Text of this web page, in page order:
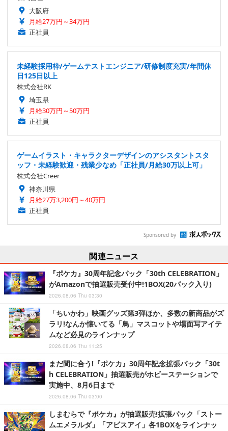
大阪府
月給27万円～34万円
正社員
未経験採用枠/ゲームテストエンジニア/研修制度充実/年間休
日125日以上
株式会社RK
埼玉県
月給30万円～50万円
正社員
ゲームイラスト・キャラクターデザインのアシスタントスタ
ッフ・未経験歓迎・残業少なめ「正社員/月給30万以上可」
株式会社Creer
神奈川県
月給27万3,200円～40万円
正社員
Sponsored by
関連ニュース
『ポケカ』30周年記念パック「30th CELEBRATION」
がAmazonで抽選販売受付中!1BOX(20パック入り)
2026.08.06 Thu 03:30
「ちいかわ」映画グッズ第3弾ほか、多数の新商品がズ
ラリ!なんか懐いてる「鳥」マスコットや場面写アイテ
ムなど必見のラインナップ
2026.08.06 Thu 11:25
まだ間に合う!『ポケカ』30周年記念拡張パック「30t
h CELEBRATION」抽選販売がホビーステーションで
実施中、8月6日まで
2026.08.06 Thu 03:00
しまむらで『ポケカ』が抽選販売!拡張パック「ストー
ムエメラルダ」「アビスアイ」各1BOXをラインナッ